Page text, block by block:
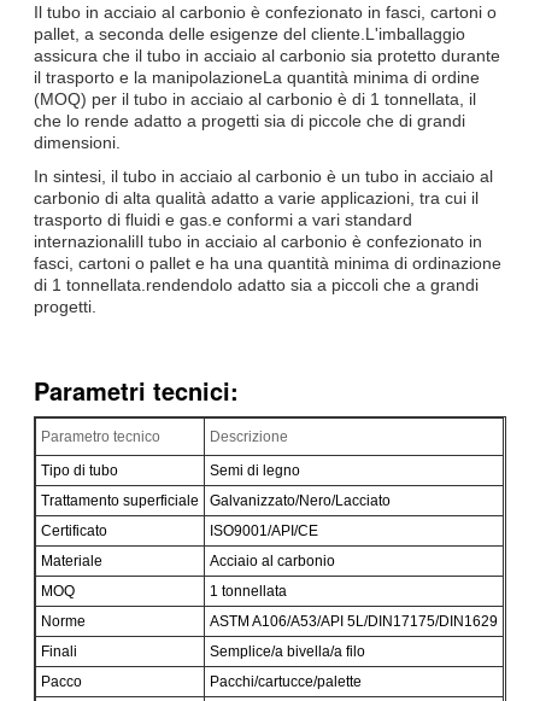
Il tubo in acciaio al carbonio è confezionato in fasci, cartoni o
pallet, a seconda delle esigenze del cliente.L'imballaggio
assicura che il tubo in acciaio al carbonio sia protetto durante
il trasporto e la manipolazioneLa quantità minima di ordine
(MOQ) per il tubo in acciaio al carbonio è di 1 tonnellata, il
che lo rende adatto a progetti sia di piccole che di grandi
dimensioni.
In sintesi, il tubo in acciaio al carbonio è un tubo in acciaio al
carbonio di alta qualità adatto a varie applicazioni, tra cui il
trasporto di fluidi e gas.e conformi a vari standard
internazionaliIl tubo in acciaio al carbonio è confezionato in
fasci, cartoni o pallet e ha una quantità minima di ordinazione
di 1 tonnellata.rendendolo adatto sia a piccoli che a grandi
progetti.
Parametri tecnici:
Parametro tecnico
Descrizione
Tipo di tubo
Semi di legno
Trattamento superficiale
Galvanizzato/Nero/Lacciato
Certificato
ISO9001/API/CE
Materiale
Acciaio al carbonio
MOQ
1 tonnellata
Norme
ASTM A106/A53/API 5L/DIN17175/DIN1629
Finali
Semplice/a bivella/a filo
Pacco
Pacchi/cartucce/palette